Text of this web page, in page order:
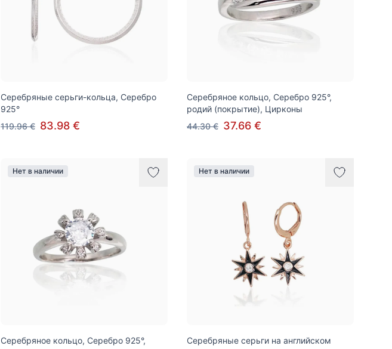
Серебряные серьги-кольца, Серебро
925°
119.96 € 83.98 €
Серебряное кольцо, Серебро 925°,
родий (покрытие), Цирконы
44.30 € 37.66 €
Нет в наличии
Серебряное кольцо, Серебро 925°,
Нет в наличии
Серебряные серьги на английском